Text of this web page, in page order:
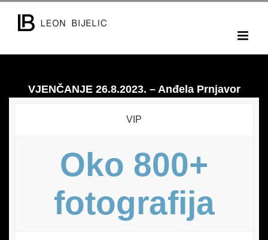
VJENČANJE 26.8.2023. – Anđela Prnjavor
VIP
Oko 800+
fotografija